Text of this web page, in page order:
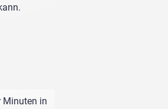
Minuten in